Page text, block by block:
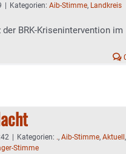
Kategorien: Aib-Stimme, Landkreis
BRK-Krisenintervention im
Kategorien: ., Aib-Stimme, Aktuell ,
Stimme